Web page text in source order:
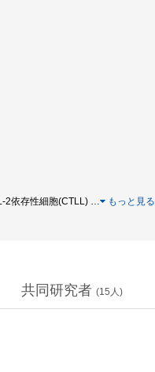
2依存性細胞(CTLL) … もっと見る
共同研究者 (15 人)